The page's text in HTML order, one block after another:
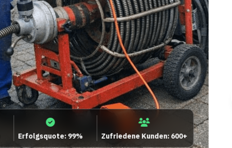
Erfolgsquote: 99% Zufriedene Kunden: 600+